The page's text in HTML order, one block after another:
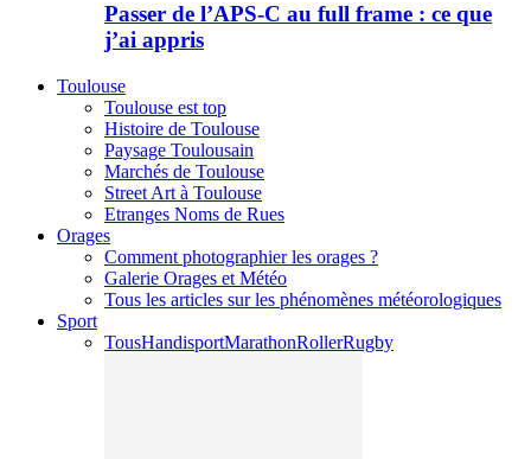
Passer de l’APS-C au full frame : ce que
j’ai appris
Toulouse
Toulouse est top
Histoire de Toulouse
Paysage Toulousain
Marchés de Toulouse
Street Art à Toulouse
Etranges Noms de Rues
Orages
Comment photographier les orages ?
Galerie Orages et Météo
Tous les articles sur les phénomènes météorologiques
Sport
TousHandisportMarathonRollerRugby